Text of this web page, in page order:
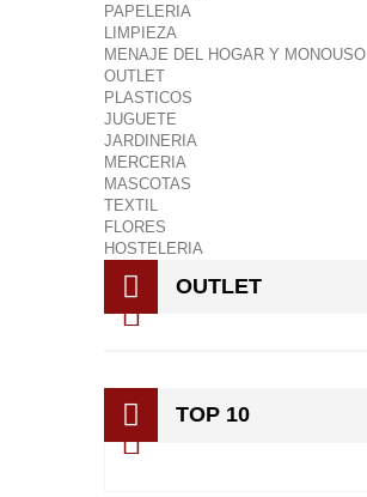
PAPELERIA
LIMPIEZA
MENAJE DEL HOGAR Y MONOUSO
OUTLET
PLASTICOS
JUGUETE
JARDINERIA
MERCERIA
MASCOTAS
TEXTIL
FLORES
HOSTELERIA
OUTLET
TOP 10